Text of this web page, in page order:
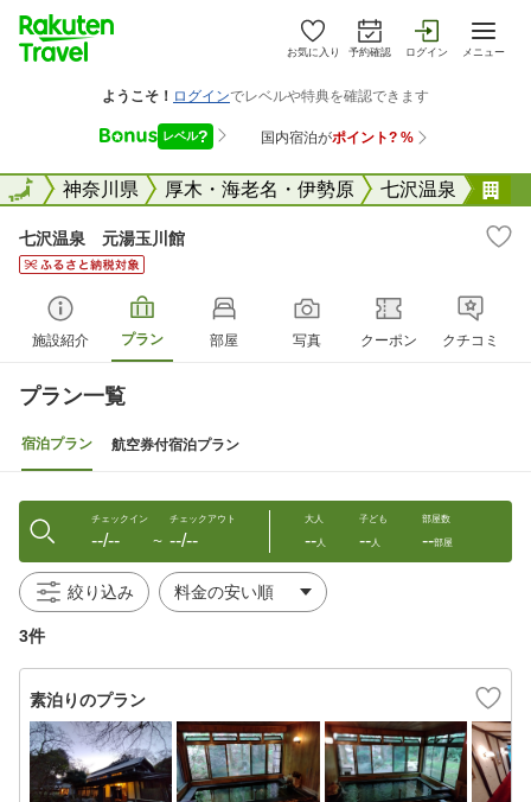
お気に入り 予約確認 ログイン メニュー
全国神奈川県 厚木・海老名・伊勢原 七沢温泉
全国
七沢温泉 元湯玉川館
施設紹介 プラン 部屋 写真 クーポン クチコミ
プラン一覧
宿泊プラン 航空券付宿泊プラン
チェックイン
--/-- 〜
チェックアウト
--/--
大人
--人
子ども
--人
部屋数
--部屋
絞り込み
3件
素泊りのプラン